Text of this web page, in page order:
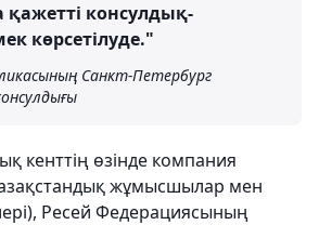
консулдық-
көрсетілуде."
Санкт-Петербург
кенттің өзінде компания
жұмысшылар мен
Ресей Федерациясының